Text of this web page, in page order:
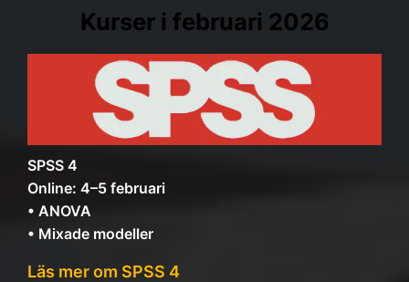
Kurser i februari 2026
SPSS 4
Online: 4–5 februari
• ANOVA
• Mixade modeller
Läs mer om SPSS 4